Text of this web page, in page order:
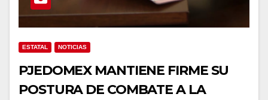
ESTATAL NOTICIAS
PJEDOMEX MANTIENE FIRME SU
POSTURA DE COMBATE A LA